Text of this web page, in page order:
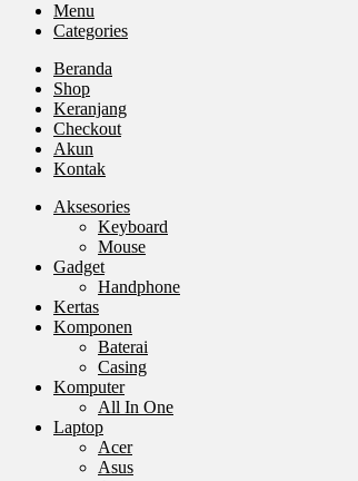
Menu
Categories
Beranda
Shop
Keranjang
Checkout
Akun
Kontak
Aksesories
Keyboard
Mouse
Gadget
Handphone
Kertas
Komponen
Baterai
Casing
Komputer
All In One
Laptop
Acer
Asus